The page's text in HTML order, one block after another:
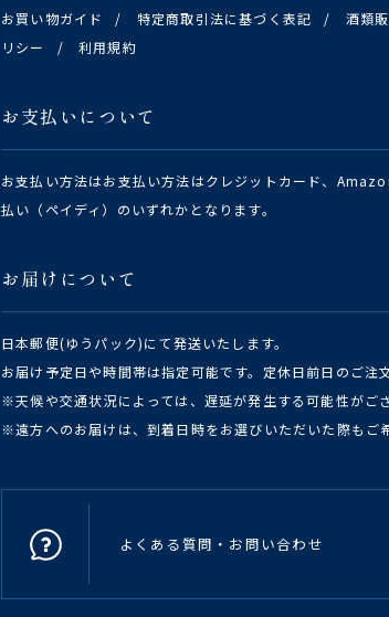
お買い物ガイド / 特定商取引法に基づく表記 / 酒類
リシー
/ 利用規約
お支払いについて
お支払い方法はお支払い方法はクレジットカード、
払い（ペイディ）のいずれかとなります。
お届けについて
日本郵便(ゆうパック)にて発送いたします。
お届け予定日や時間帯は指定可能です。定休日前日のご注
※天候や交通状況によっては、遅延が発生する可能性がござ
※遠方へのお届けは、到着日時をお選びいただいた際もご
よくある質問・お問い合わせ